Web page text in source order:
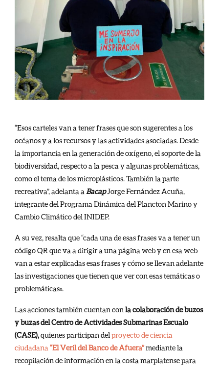
“Esos carteles van a tener frases que son sugerentes a los
océanos y a los recursos y las actividades asociadas. Desde
la importancia en la generación de oxígeno, el soporte de la
biodiversidad, respecto a la pesca y algunas problemáticas,
como el tema de los microplásticos. También la parte
recreativa”, adelanta a BacapJorge Fernández Acuña,
integrante del Programa Dinámica del Plancton Marino y
Cambio Climático del INIDEP.
A su vez, resalta que “cada una de esas frases va a tener un
código QR que va a dirigir a una página web y en esa web
van a estar explicadas esas frases y cómo se llevan adelante
las investigaciones que tienen que ver con esas temáticas o
problemáticas».
Las acciones también cuentan con la colaboración de buzos
y buzas del Centro de Actividades Submarinas Escualo
(CASE),quienes participan del proyecto de ciencia
ciudadana “El Veril del Banco de Afuera”mediante la
recopilación de información en la costa marplatense para